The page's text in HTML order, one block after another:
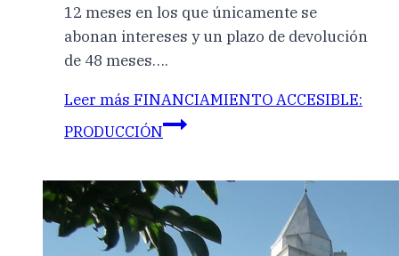
12 meses en los que únicamente se
abonan intereses y un plazo de devolución
de 48 meses….
Leer más FINANCIAMIENTO ACCESIBLE:
PRODUCCIÓN